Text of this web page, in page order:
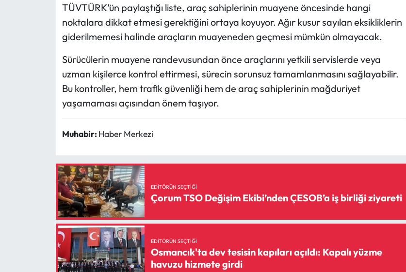
TÜVTÜRK’ün paylaştığı liste, araç sahiplerinin muayene öncesinde hangi
noktalara dikkat etmesi gerektiğini ortaya koyuyor. Ağır kusur sayılan eksikliklerin
giderilmemesi halinde araçların muayeneden geçmesi mümkün olmayacak.
Sürücülerin muayene randevusundan önce araçlarını yetkili servislerde veya
uzman kişilerce kontrol ettirmesi, sürecin sorunsuz tamamlanmasını sağlayabilir.
Bu kontroller, hem trafik güvenliği hem de araç sahiplerinin mağduriyet
yaşamaması açısından önem taşıyor.
Muhabir: Haber Merkezi
EDITÖRÜN SEÇTIĞI
Çorum TSO Değişim Ekibi’nden ÇESOB’a iş birliği ziyareti
EDITÖRÜN SEÇTIĞI
Osmancık'ta dev tesisin kapıları açıldı: Kapalı yüzme
havuzu hizmete girdi